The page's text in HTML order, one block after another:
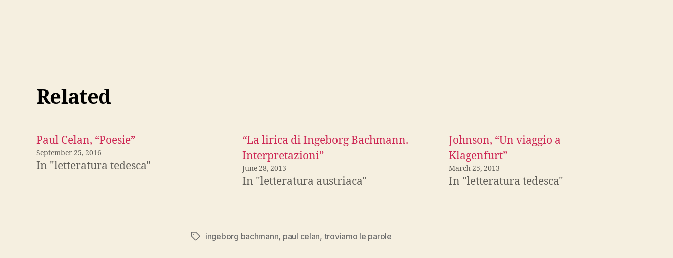
Related
Paul Celan, “Poesie”
September 25, 2016
In "letteratura tedesca"
“La lirica di Ingeborg Bachmann.
Interpretazioni”
June 28, 2013
In "letteratura austriaca"
Johnson, “Un viaggio a
Klagenfurt”
March 25, 2013
In "letteratura tedesca"
Tagsingeborg bachmann, paul celan, troviamo le parole